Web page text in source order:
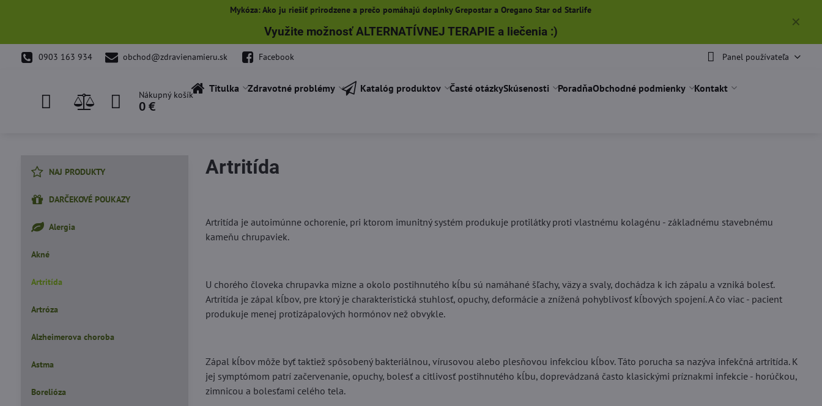
✕
Mykóza: Ako ju riešiť prirodzene a prečo pomáhajú doplnky Grepostar a Oregano Star od Starlife
Využite možnosť ALTERNATÍVNEJ TERAPIE a liečenia:)
0903 163 934 obchod@zdravienamieru.sk Facebook Panel používateľa
Nákupný košík
0 €
Titulka Zdravotné problémy Katalóg produktov Časté otázkySkúsenosti PoradňaObchodné podmienky Kontakt
Artritída
Artritída je autoimúnne ochorenie, pri ktorom imunitný systém produkuje protilátky proti vlastnému kolagénu - základnému stavebnému
kameňu chrupaviek.
U chorého človeka chrupavka mizne a okolo postihnutého kĺbu sú namáhané šľachy, väzy a svaly, dochádza k ich zápalu a vzniká bolesť.
Artritída je zápal kĺbov, pre ktorý je charakteristická stuhlosť, opuchy, deformácie a znížená pohyblivosť kĺbových spojení. A čo viac - pacient
produkuje menej protizápalových hormónov než obvykle.
Zápal kĺbov môže byť taktiež spôsobený bakteriálnou, vírusovou alebo plesňovou infekciou kĺbov. Táto porucha sa nazýva infekčná artritída. K
jej symptómom patrí začervenanie, opuchy, bolesť a citlivosť postihnutého kĺbu, doprevádzaná často klasickými príznakmi infekcie - horúčkou,
zimnicou a bolesťami celého tela.
NAJ PRODUKTY
DARČEKOVÉ POUKAZY
Alergia
Akné
Artritída
Artróza
Alzheimerova choroba
Astma
Borelióza